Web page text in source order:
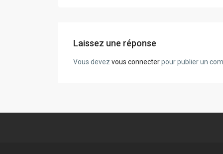
Laissez une réponse
Vous devez vous connecterpour publier un